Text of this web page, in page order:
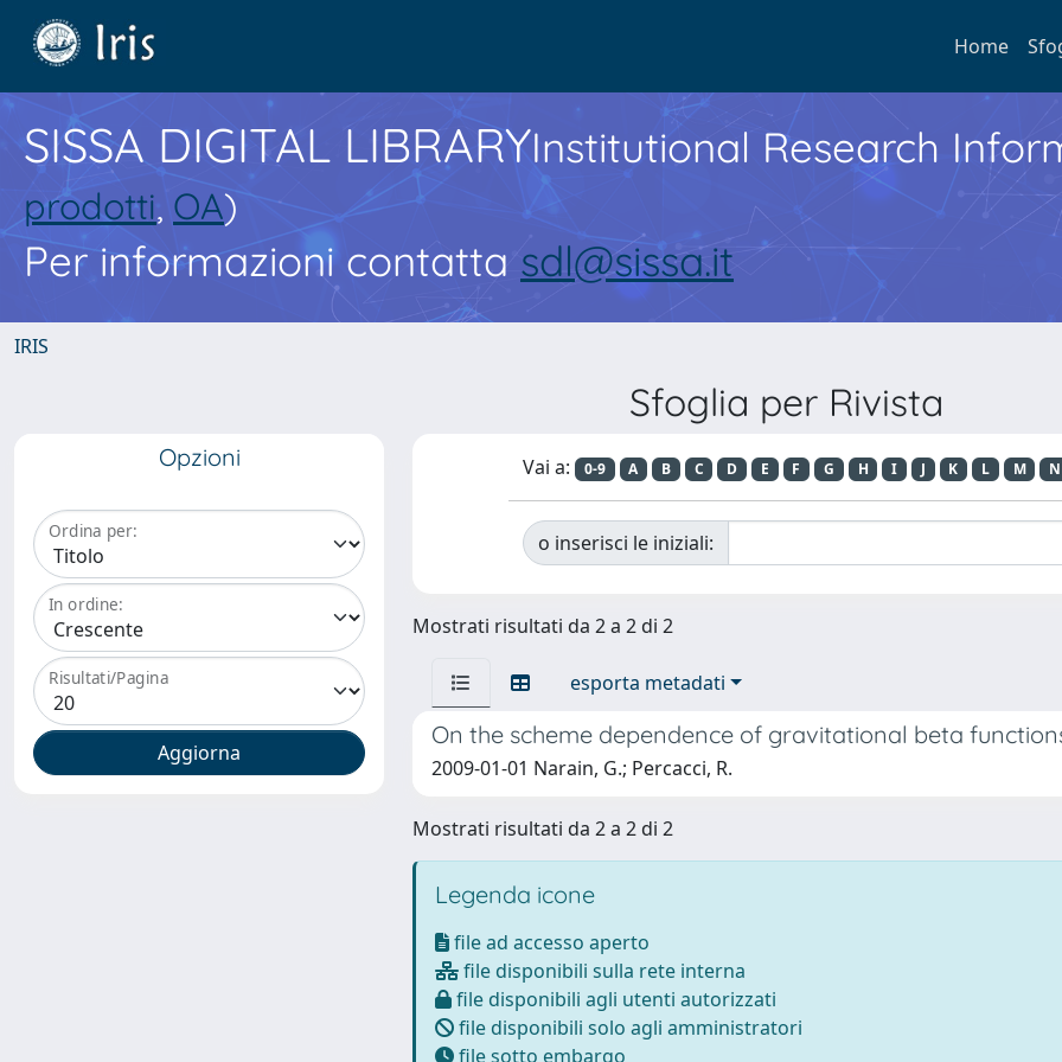
Home
SISSA DIGITAL LIBRARYInstitutional Research
prodotti, OA)
Per informazioni contatta sdl@sissa.it
IRIS
Sfoglia per Rivista
Opzioni
Ordina per:
In ordine:
Risultati/Pagina
Vai a: 0-9 A B C D E F G H I J K L M N
o inserisci le iniziali:
Mostrati risultati da 2 a 2 di 2
esporta metadati
On the scheme dependence of gravitational beta
2009-01-01 Narain, G.; Percacci, R.
Mostrati risultati da 2 a 2 di 2
Legenda icone
file ad accesso aperto
file disponibili sulla rete interna
file disponibili agli utenti autorizzati
file disponibili solo agli amministratori
file sotto embargo